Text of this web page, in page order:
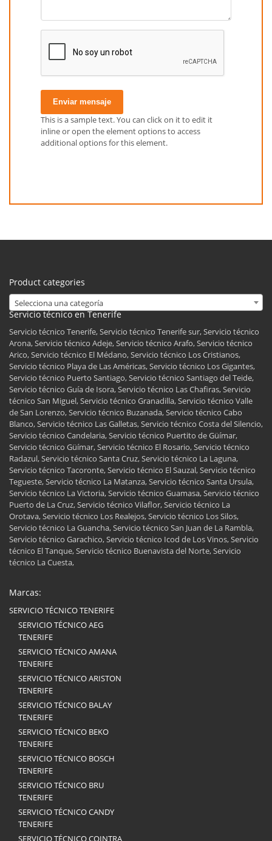
Enviar mensaje
This is a sample text. You can click on it to edit it
inline or open the element options to access
additional options for this element.
Product categories
Selecciona una categoría
Servicio técnico en Tenerife
Servicio técnico Tenerife, Servicio técnico Tenerife sur, Servicio técnico
Arona, Servicio técnico Adeje, Servicio técnico Arafo, Servicio técnico
Arico, Servicio técnico El Médano, Servicio técnico Los Cristianos,
Servicio técnico Playa de Las Américas, Servicio técnico Los Gigantes,
Servicio técnico Puerto Santiago, Servicio técnico Santiago del Teide,
Servicio técnico Guía de Isora, Servicio técnico Las Chafiras, Servicio
técnico San Miguel, Servicio técnico Granadilla, Servicio técnico Valle
de San Lorenzo, Servicio técnico Buzanada, Servicio técnico Cabo
Blanco, Servicio técnico Las Galletas, Servicio técnico Costa del Silencio,
Servicio técnico Candelaria, Servicio técnico Puertito de Güímar,
Servicio técnico Güímar, Servicio técnico El Rosario, Servicio técnico
Radazul, Servicio técnico Santa Cruz, Servicio técnico La Laguna,
Servicio técnico Tacoronte, Servicio técnico El Sauzal, Servicio técnico
Tegueste, Servicio técnico La Matanza, Servicio técnico Santa Ursula,
Servicio técnico La Victoria, Servicio técnico Guamasa, Servicio técnico
Puerto de La Cruz, Servicio técnico Vilaflor, Servicio técnico La
Orotava, Servicio técnico Los Realejos, Servicio técnico Los Silos,
Servicio técnico La Guancha, Servicio técnico San Juan de La Rambla,
Servicio técnico Garachico, Servicio técnico Icod de Los Vinos, Servicio
técnico El Tanque, Servicio técnico Buenavista del Norte, Servicio
técnico La Cuesta,
Marcas:
SERVICIO TÉCNICO TENERIFE
SERVICIO TÉCNICO AEG
TENERIFE
SERVICIO TÉCNICO AMANA
TENERIFE
SERVICIO TÉCNICO ARISTON
TENERIFE
SERVICIO TÉCNICO BALAY
TENERIFE
SERVICIO TÉCNICO BEKO
TENERIFE
SERVICIO TÉCNICO BOSCH
TENERIFE
SERVICIO TÉCNICO BRU
TENERIFE
SERVICIO TÉCNICO CANDY
TENERIFE
SERVICIO TÉCNICO COINTRA